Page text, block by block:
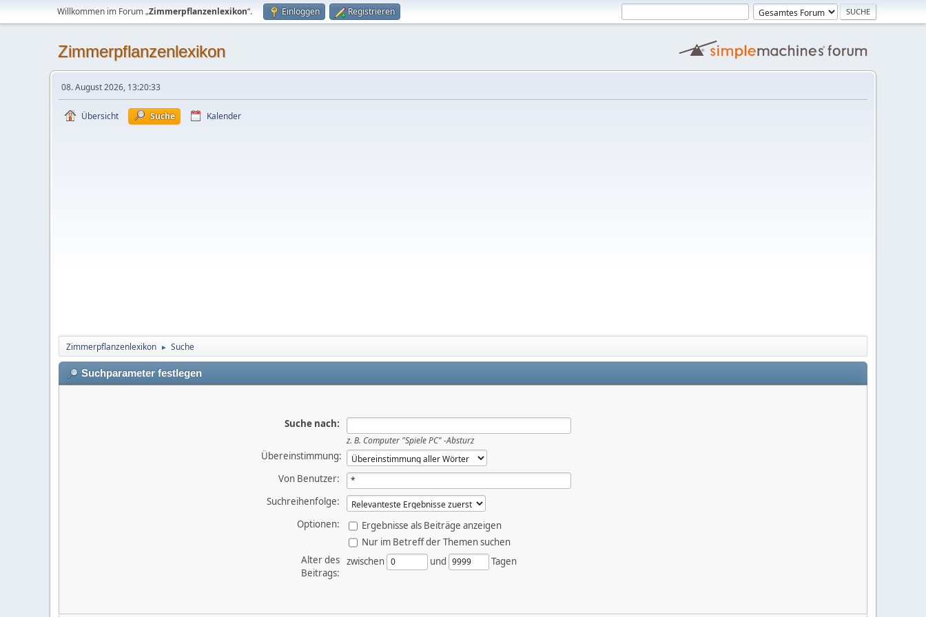
Willkommen im Forum „Zimmerpflanzenlexikon“. Einloggen Registrieren
Zimmerpflanzenlexikon
08. August 2026, 13:20:33
Übersicht Suche Kalender
Zimmerpflanzenlexikon ► Suche
Suchparameter festlegen
Suche nach:
z. B. Computer "Spiele PC" -Absturz
Übereinstimmung:
Von Benutzer:
Suchreihenfolge:
Optionen:
Ergebnisse als Beiträge anzeigen
Nur im Betreff der Themen suchen
Alter des
Beitrags:
zwischen und Tagen